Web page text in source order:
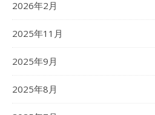
2026年2月
2025年11月
2025年9月
2025年8月